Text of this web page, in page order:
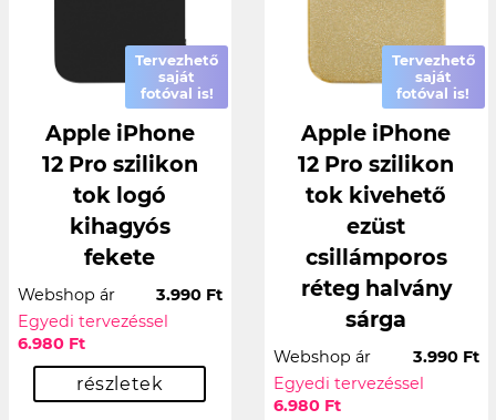
Tervezhető
saját
fotóval is!
Apple iPhone
12 Pro szilikon
tok logó
kihagyós
fekete
Webshop ár
3.990 Ft
Egyedi tervezéssel
6.980 Ft
részletek
Tervezhető
saját
fotóval is!
Apple iPhone
12 Pro szilikon
tok kivehető
ezüst
csillámporos
réteg halvány
sárga
Webshop ár
3.990 Ft
Egyedi tervezéssel
6.980 Ft